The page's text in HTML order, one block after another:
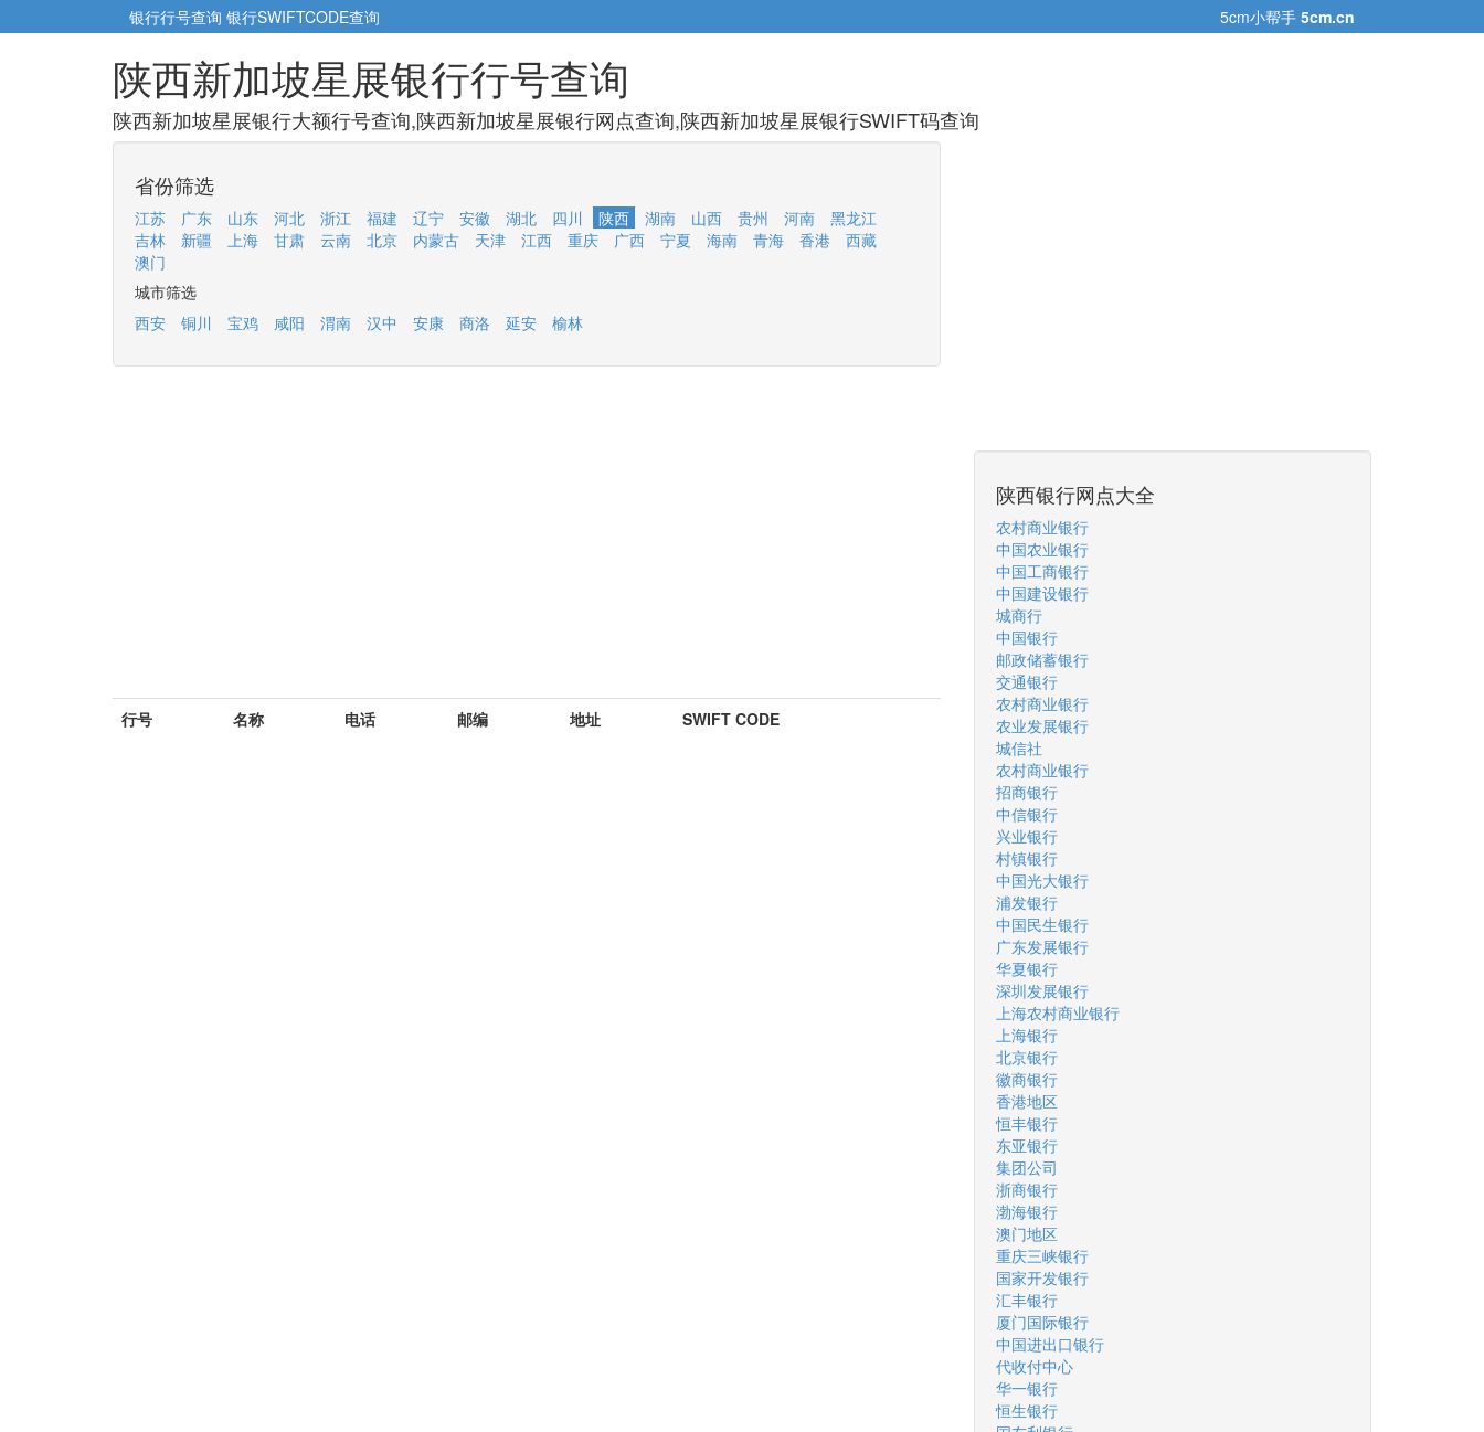
银行行号查询 银行SWIFTCODE查询 5cm小帮手 5cm.cn
陕西新加坡星展银行行号查询
陕西新加坡星展银行大额行号查询,陕西新加坡星展银行网点查询,陕西新加坡星展银行SWIFT码查询
省份筛选
江苏 广东 山东 河北 浙江 福建 辽宁 安徽 湖北 四川 陕西 湖南 山西 贵州 河南
黑龙江
吉林
新疆 上海 甘肃 云南 北京 内蒙古 天津 江西 重庆 广西 宁夏 海南 青海 香港
西藏
澳门
城市筛选
西安
铜川 宝鸡 咸阳 渭南 汉中 安康 商洛 延安 榆林
行号 名称 电话 邮编 地址 SWIFT CODE
陕西银行网点大全
农村商业银行
中国农业银行
中国工商银行
中国建设银行
城商行
中国银行
邮政储蓄银行
交通银行
农村商业银行
农业发展银行
城信社
农村商业银行
招商银行
中信银行
兴业银行
村镇银行
中国光大银行
浦发银行
中国民生银行
广东发展银行
华夏银行
深圳发展银行
上海农村商业银行
上海银行
北京银行
徽商银行
香港地区
恒丰银行
东亚银行
集团公司
浙商银行
渤海银行
澳门地区
重庆三峡银行
国家开发银行
汇丰银行
厦门国际银行
中国进出口银行
代收付中心
华一银行
恒生银行